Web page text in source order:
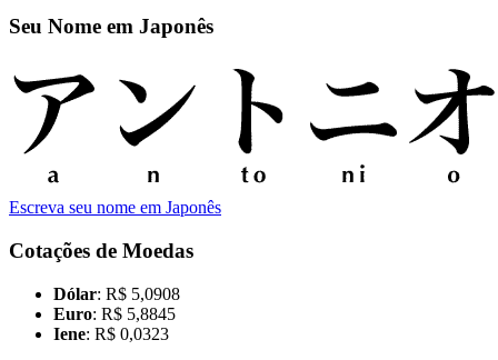
Seu Nome em Japonês
Escreva seu nome em Japonês
Cotações de Moedas
Dólar: R$ 5,0908
Euro: R$ 5,8845
Iene: R$ 0,0323